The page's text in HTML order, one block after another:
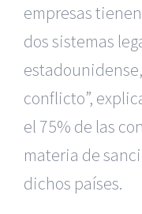
empresas
dos sistemas
conflicto”,
el 75% de las
materia de
dichos países.